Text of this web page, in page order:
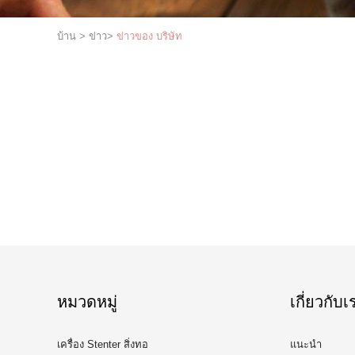
บ้าน > ข่าว> ข่าวของ บริษัท
หมวดหมู่
เครื่อง Stenter สิ่งทอ
เกี่ยวกับเ
แนะนำ